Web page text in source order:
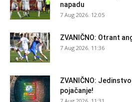
napadu
7 Aug 2026. 12:05
ZVANIČNO: Otrant
7 Aug 2026. 11:36
ZVANIČNO:
pojačanje!